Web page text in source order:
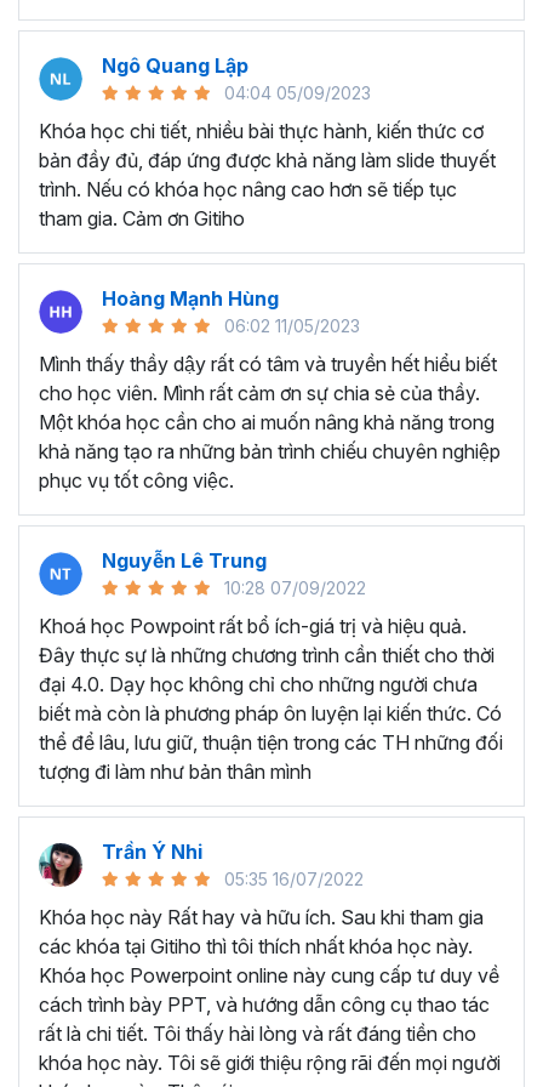
Tiết kiệm thời gian để tạo và thiết kế các bài thuyết
trình chất lượng cao
Tự tay tạo ra các game tương tác như đồng hồ đếm
ngược, nhìn bóng đoán ảnh, vòng quay may mắn, ai
là triệu phú
Những ưu đãi tuyệt vời mà chỉ có khóa học này mới
có:
Bộ cung cụ Islide, 100+ font chữ được đính kèm trong
khóa học mà Gitiho muốn gửi tặng sẽ giúp bạn nâng cao
70% hiệu suất thiết kế Slide. Tặng kèm 500+ Template
Slide chuyên nghiệp - ấn tượng sẽ giúp bạn tùy chỉnh
Slide một cách nhanh nhất.
Các câu hỏi học viên thường
hỏi về về khóa học
Powerpoint của Gitiho
Microsoft Powerpoint là gì?
Powerpoint là một trong những ông cụ nằm trong bộ phần
mềm tin học văn phòng của Microsoft Office, đây là công
cụ trình chiếu Slide quan trọng hàng đầu nên biết hiện nay.
Trong tất cả các lĩnh vực việc tạo ra các bài thuyết trình
đẹp mắt và cuốn hút là vô cùng hiệu quả để truyền đạt
các ý tưởng tới người nghe. Powerpoint là một công cụ có
khả năng làm việc đó, công cụ này kết hợp các nội dung
văn bản, hình ảnh, video và các hiệu ứng cuốn hút giúp
bạn truyền tải các thông tin, dữ liệu báo cáo một cách hấp
dẫn.
Nghề nghiệp nào thì nên học thiết kế slide?
Bất cứ ai cần trình bày dữ liệu một cách dễ hiểu và cuốn
hút cho người khác đều được hưởng lợi từ các kỹ năng
Powerpoint học được. Ví dụ như bạn là lập trình viên cần
Powerpoint để trình bày việc phát triển một ứng dụng,
quản lý bệnh viện cần các bài thuyết trình để phác thảo
Ngô Quang Lập
04:04 05/09/2023
Khóa học chi tiết, nhiều bài thực hành, kiến thức cơ
bản đầy đủ, đáp ứng được khả năng làm slide thuyết
trình. Nếu có khóa học nâng cao hơn sẽ tiếp tục
tham gia. Cảm ơn Gitiho
Hoàng Mạnh Hùng
06:02 11/05/2023
Mình thấy thầy dậy rất có tâm và truyền hết hiểu biết
cho học viên. Mình rất cảm ơn sự chia sẻ của thầy.
Một khóa học cần cho ai muốn nâng khả năng trong
khả năng tạo ra những bản trình chiếu chuyên nghiệp
phục vụ tốt công việc.
Nguyễn Lê Trung
10:28 07/09/2022
Khoá học Powpoint rất bổ ích-giá trị và hiệu quả.
Đây thực sự là những chương trình cần thiết cho thời
đại 4.0. Dạy học không chỉ cho những người chưa
biết mà còn là phương pháp ôn luyện lại kiến thức. Có
thể để lâu, lưu giữ, thuận tiện trong các TH những đối
tượng đi làm như bản thân mình
Trần Ý Nhi
05:35 16/07/2022
Khóa học này Rất hay và hữu ích. Sau khi tham gia
các khóa tại Gitiho thì tôi thích nhất khóa học này.
Khóa học Powerpoint online này cung cấp tư duy về
cách trình bày PPT, và hướng dẫn công cụ thao tác
rất là chi tiết. Tôi thấy hài lòng và rất đáng tiền cho
khóa học này. Tôi sẽ giới thiệu rộng rãi đến mọi người